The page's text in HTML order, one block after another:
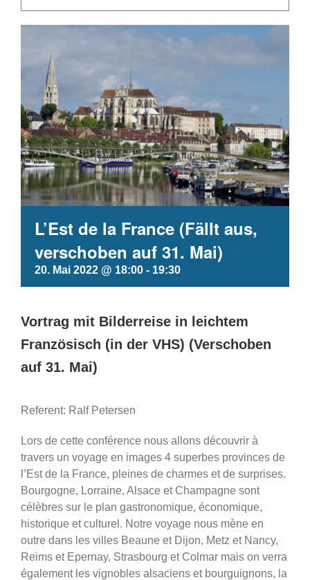
L’Est de la France (Fällt aus,
verschoben auf 31. Mai)
20. Mai 2022 @ 18:00 - 19:30
Vortrag mit Bilderreise in leichtem
Französisch (in der VHS) (Verschoben
auf 31. Mai)
Referent: Ralf Petersen
Lors de cette conférence nous allons découvrir à
travers un voyage en images 4 superbes provinces de
l’Est de la France, pleines de charmes et de surprises.
Bourgogne, Lorraine, Alsace et Champagne sont
célèbres sur le plan gastronomique, économique,
historique et culturel. Notre voyage nous mène en
outre dans les villes Beaune et Dijon, Metz et Nancy,
Reims et Epernay, Strasbourg et Colmar mais on verra
également les vignobles alsaciens et bourguignons, la